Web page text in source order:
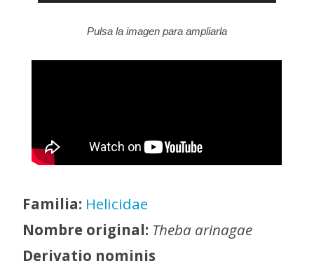
Pulsa la imagen para ampliarla
Familia: Helicidae
Nombre original: Theba arinagae
Derivatio nominis